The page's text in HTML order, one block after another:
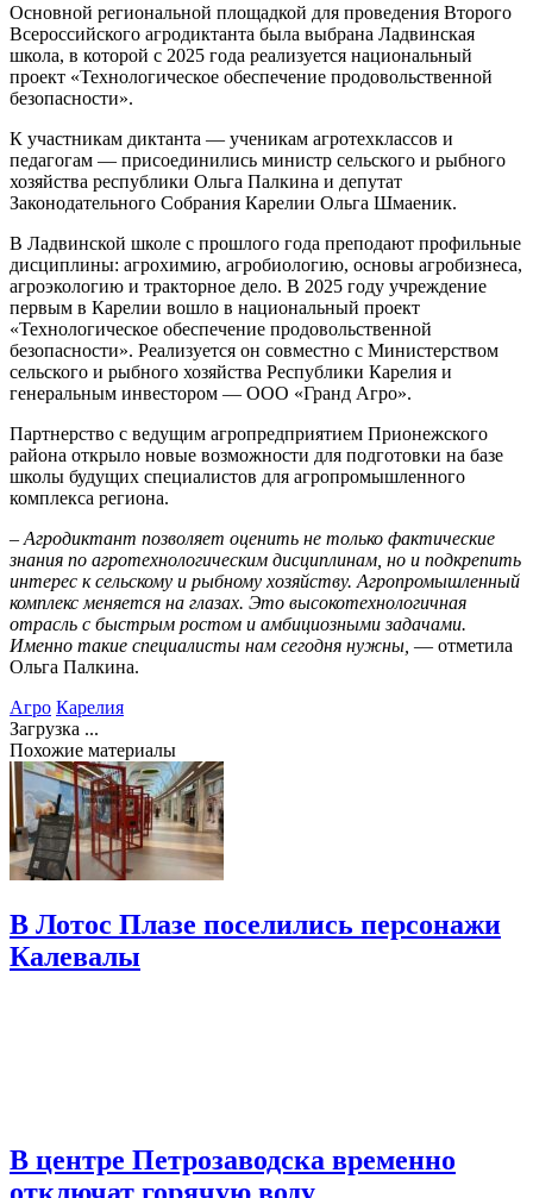
Основной региональной площадкой для прове­дения Второго
Всероссийского агродиктанта была выбрана Ладвинская
школа, в которой с 2025 года реализуется национальный
проект «Технологическое обеспе­чение продовольственной
безопасности».
К участникам диктанта — ученикам агротехклассов и
педагогам — присоединились министр сельского и рыбного
хозяйства республики Ольга Палкина и депутат
Законодательного Собрания Карелии Ольга Шмаеник.
В Ладвинской школе с прошлого года преподают профильные
дисциплины: агрохимию, агробиологию, основы агробизнеса,
агроэкологию и тракторное дело. В 2025 году учреждение
первым в Карелии вошло в национальный проект
«Технологическое обеспечение продовольственной
безопасности». Реализуется он совместно с Министерством
сельского и рыбного хозяйства Республики Карелия и
генеральным инвестором — ООО «Гранд Агро».
Партнерство с ведущим агропредприятием Прионежского
района открыло новые возможности для подготовки на базе
школы будущих специалистов для агропромышленного
комплекса региона.
– Агродиктант позволяет оценить не только фактические
знания по агротехнологическим дисциплинам, но и подкрепить
интерес к сельскому и рыбному хозяйству. Агропромышленный
комплекс меняется на глазах. Это высокотехнологичная
отрасль с быстрым ростом и амбициозными задачами.
Именно такие специалисты нам сегодня нужны, — отметила
Ольга Палкина.
Агро Карелия
Загрузка ...
Похожие материалы
В Лотос Плазе поселились персонажи
Калевалы
В центре Петрозаводска временно
отключат горячую воду